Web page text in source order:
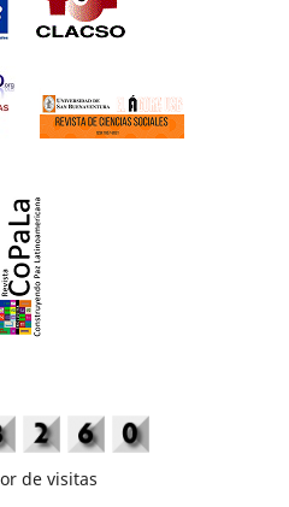
de visitas